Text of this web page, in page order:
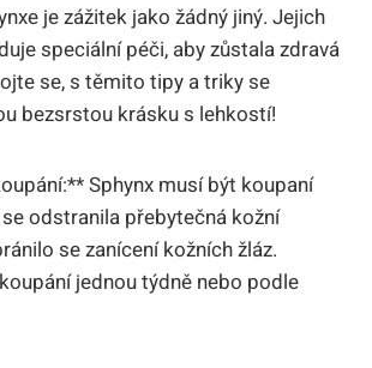
je zážitek jako žádný jiný. Jejich
speciální péči, aby zůstala zdravá
se, s těmito tipy a triky se
bezsrstou krásku s lehkostí!
Sphynx musí být koupaní
odstranila přebytečná kožní
se zanícení kožních žláz.
jednou týdně nebo podle